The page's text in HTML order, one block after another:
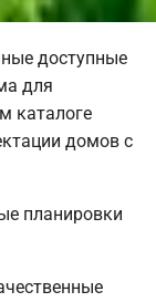
доступные
для
каталоге
домов с
планировки